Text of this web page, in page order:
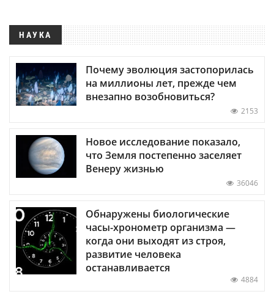
НАУКА
Почему эволюция застопорилась
на миллионы лет, прежде чем
внезапно возобновиться?
2153
Новое исследование показало,
что Земля постепенно заселяет
Венеру жизнью
36046
Обнаружены биологические
часы-хронометр организма —
когда они выходят из строя,
развитие человека
останавливается
4884